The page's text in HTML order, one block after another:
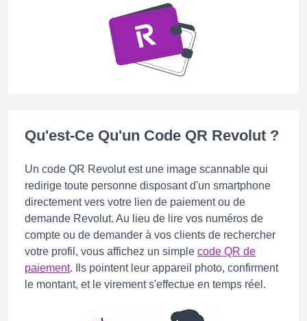
Qu'est-Ce Qu'un Code QR Revolut ?
Un code QR Revolut est une image scannable qui
redirige toute personne disposant d'un smartphone
directement vers votre lien de paiement ou de
demande Revolut. Au lieu de lire vos numéros de
compte ou de demander à vos clients de rechercher
votre profil, vous affichez un simple code QR de
paiement. Ils pointent leur appareil photo, confirment
le montant, et le virement s'effectue en temps réel.